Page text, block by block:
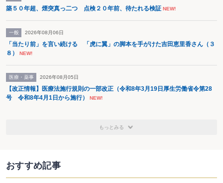
築５０年超、煙突真っ二つ 点検２０年前、待たれる検証 NEW!
一般 2026年08月06日
「当たり前」を言い続ける 「虎に翼」の脚本を手がけた吉田恵里香さん（３
８）
NEW!
医療・薬事 2026年08月05日
【改正情報】医療法施行規則の一部改正（令和8年3月19日厚生労働省令第28
号 令和8年4月1日から施行）
NEW!
もっとみる
おすすめ記事